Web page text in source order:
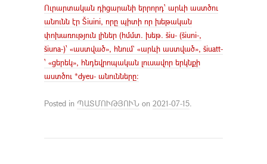
Ուրարտական դիցարանի երրորդ՝ արևի աստծու
անունն էր Šiuini, որը պիտի որ խեթական
փոխառություն լիներ (հմմտ. խեթ. šiu- (šiuni-,
šiuna-)՝ «աստված», հնում` «արևի աստված», šiuatt-
՝ «ցերեկ», հնդեվրոպական լուսավոր երկնքի
աստծու *dyeu- անունները։
Posted in ՊԱՏՄՈՒԹՅՈՒՆ on 2021-07-15.